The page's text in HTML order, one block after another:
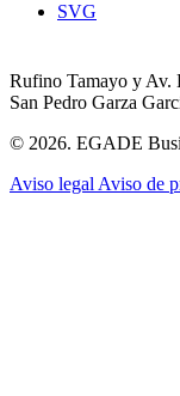
SVG
Rufino Tamayo y Av.
San Pedro Garza
© 2026. EGADE
Aviso legal Aviso de